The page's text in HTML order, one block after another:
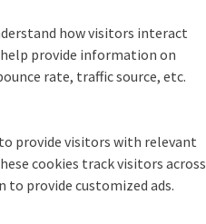
how visitors interact
provide information on
rate, traffic source, etc.
provide visitors with relevant
cookies track visitors across
provide customized ads.